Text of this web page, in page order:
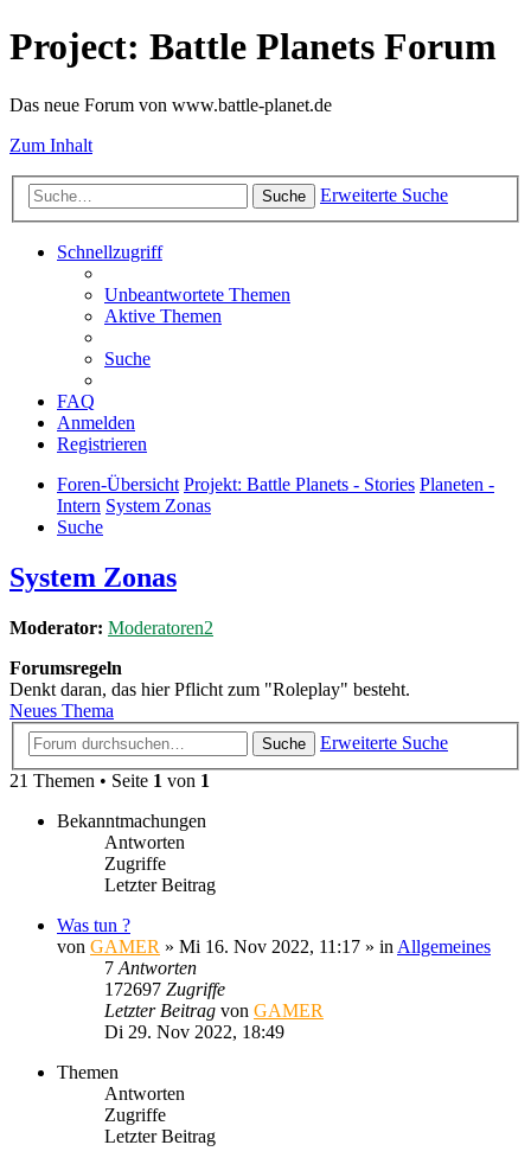
Project: Battle Planets Forum
Das neue Forum von www.battle-planet.de
Zum Inhalt
Suche Erweiterte Suche
Schnellzugriff
Unbeantwortete Themen
Aktive Themen
Suche
FAQ
Anmelden
Registrieren
Foren-Übersicht Projekt: Battle Planets - Stories Planeten -
Intern System Zonas
Suche
System Zonas
Moderator: Moderatoren2
Forumsregeln
Denkt daran, das hier Pflicht zum "Roleplay" besteht.
Neues Thema
Suche
Erweiterte Suche
21 Themen • Seite 1 von 1
Bekanntmachungen
Antworten
Zugriffe
Letzter Beitrag
Was tun ?
von GAMER » Mi 16. Nov 2022, 11:17 » in Allgemeines
7 Antworten
172697 Zugriffe
Letzter Beitrag von GAMER
Di 29. Nov 2022, 18:49
Themen
Antworten
Zugriffe
Letzter Beitrag